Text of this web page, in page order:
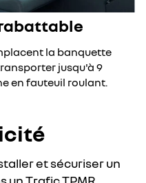
la banquette
jusqu'à 9
en fauteuil roulant.
et sécuriser un